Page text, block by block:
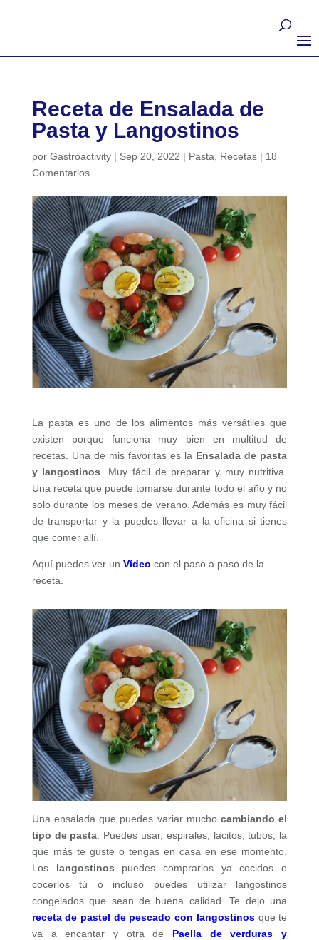
Receta de Ensalada de
Pasta y Langostinos
por Gastroactivity| Sep 20, 2022 | Pasta Recetas| 18
Comentarios
La pasta es uno de los alimentos más versátiles que
existen porque funciona muy bien en multitud de
recetas. Una de mis favoritas es la Ensalada de pasta
y langostinos . Muy fácil de preparar y muy nutritiva.
Una receta que puede tomarse durante todo el año y no
solo durante los meses de verano. Además es muy fácil
de transportar y la puedes llevar a la oficina si tienes
que comer allí.
Aquí puedes ver un Vídeo con el paso a paso de la
receta.
Una ensalada que puedes variar mucho cambiando el
tipo de pasta . Puedes usar, espirales, lacitos, tubos, la
que más te guste o tengas en casa en ese momento.
Los langostinos puedes comprarlos ya cocidos o
cocerlos tú o incluso puedes utilizar langostinos
congelados que sean de buena calidad. Te dejo una
receta de pastel de pescado con langostinosque te
va a encantar y otra de Paella de verduras y